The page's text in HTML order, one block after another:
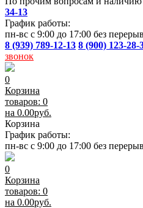
34-13
График работы:
пн-вс с 9:00 до 17:00 без
8 (939) 789-12-13 8 (900) 123-28-
звонок
0
Корзина
товаров: 0
на 0.00руб.
Корзина
График работы:
пн-вс с 9:00 до 17:00 без
0
Корзина
товаров: 0
на 0.00руб.